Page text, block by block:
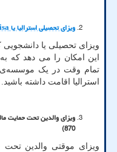
ویزای تحصیلی استرالیا یا
تمام وقت در یک
استرالیا اقامت داشته باشید.
ویزای والدین تحت حمایت
870)
ویزای موقتی والدین